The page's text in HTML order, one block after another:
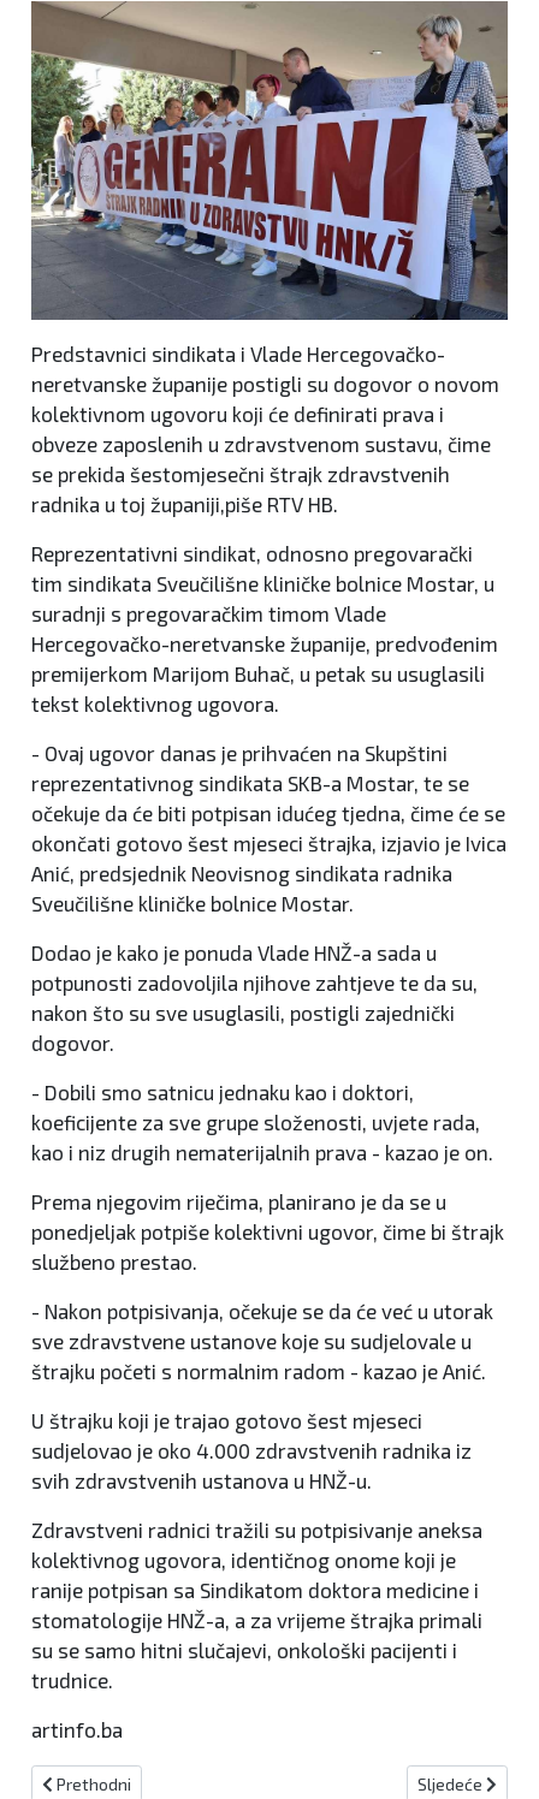
Predstavnici sindikata i Vlade Hercegovačko-
neretvanske županije postigli su dogovor o novom
kolektivnom ugovoru koji će definirati prava i
obveze zaposlenih u zdravstvenom sustavu, čime
se prekida šestomjesečni štrajk zdravstvenih
radnika u toj županiji,piše RTV HB.
Reprezentativni sindikat, odnosno pregovarački
tim sindikata Sveučilišne kliničke bolnice Mostar, u
suradnji s pregovaračkim timom Vlade
Hercegovačko-neretvanske županije, predvođenim
premijerkom Marijom Buhač, u petak su usuglasili
tekst kolektivnog ugovora.
- Ovaj ugovor danas je prihvaćen na Skupštini
reprezentativnog sindikata SKB-a Mostar, te se
očekuje da će biti potpisan idućeg tjedna, čime će se
okončati gotovo šest mjeseci štrajka, izjavio je Ivica
Anić, predsjednik Neovisnog sindikata radnika
Sveučilišne kliničke bolnice Mostar.
Dodao je kako je ponuda Vlade HNŽ-a sada u
potpunosti zadovoljila njihove zahtjeve te da su,
nakon što su sve usuglasili, postigli zajednički
dogovor.
- Dobili smo satnicu jednaku kao i doktori,
koeficijente za sve grupe složenosti, uvjete rada,
kao i niz drugih nematerijalnih prava - kazao je on.
Prema njegovim riječima, planirano je da se u
ponedjeljak potpiše kolektivni ugovor, čime bi štrajk
službeno prestao.
- Nakon potpisivanja, očekuje se da će već u utorak
sve zdravstvene ustanove koje su sudjelovale u
štrajku početi s normalnim radom - kazao je Anić.
U štrajku koji je trajao gotovo šest mjeseci
sudjelovao je oko 4.000 zdravstvenih radnika iz
svih zdravstvenih ustanova u HNŽ-u.
Zdravstveni radnici tražili su potpisivanje aneksa
kolektivnog ugovora, identičnog onome koji je
ranije potpisan sa Sindikatom doktora medicine i
stomatologije HNŽ-a, a za vrijeme štrajka primali
su se samo hitni slučajevi, onkološki pacijenti i
trudnice.
artinfo.ba
Prethodni članak: Mons. Vukšić obišao radove u Nadbiskupskom
Prethodni Sljedeći
Sljedeće